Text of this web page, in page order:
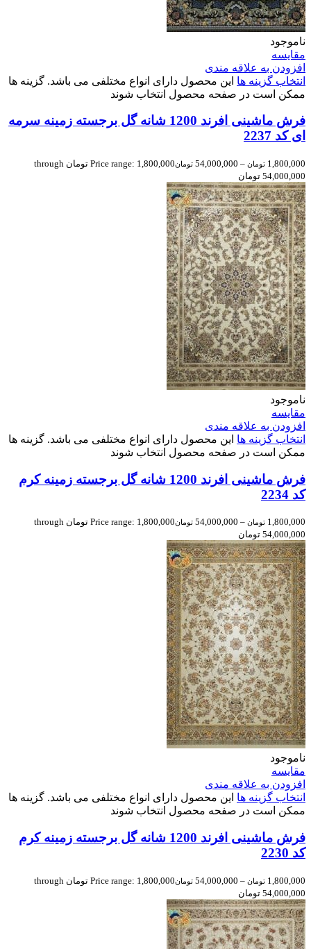
ناموجود
مقایسه
افزودن به علاقه مندی
انتخاب گزینه ها این محصول دارای انواع مختلفی می باشد. گزینه ها
ممکن است در صفحه محصول انتخاب شوند
فرش ماشینی افرند 1200 شانه گل برجسته زمینه سرمه
ای کد 2237
1,800,000 تومان –
54,000,000 تومان
Price range: 1,800,000 تومان through
54,000,000 تومان
ناموجود
مقایسه
افزودن به علاقه مندی
انتخاب گزینه ها این محصول دارای انواع مختلفی می باشد. گزینه ها
ممکن است در صفحه محصول انتخاب شوند
فرش ماشینی افرند 1200 شانه گل برجسته زمینه کرم
کد 2234
1,800,000 تومان –
54,000,000 تومان
Price range: 1,800,000 تومان through
54,000,000 تومان
ناموجود
مقایسه
افزودن به علاقه مندی
انتخاب گزینه ها این محصول دارای انواع مختلفی می باشد. گزینه ها
ممکن است در صفحه محصول انتخاب شوند
فرش ماشینی افرند 1200 شانه گل برجسته زمینه کرم
کد 2230
1,800,000 تومان –
54,000,000 تومان
Price range: 1,800,000 تومان through
54,000,000 تومان